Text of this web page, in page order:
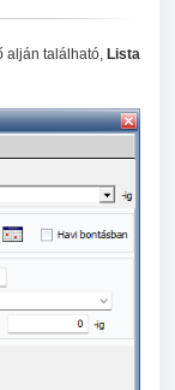
alján található, Lista